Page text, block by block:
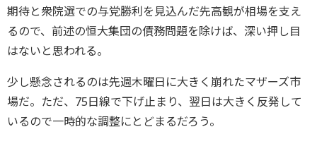
期待と衆院選での与党勝利を見込んだ先高観が相場を支え
るので、前述の恒大集団の債務問題を除けば、深い押し目
はないと思われる。
少し懸念されるのは先週木曜日に大きく崩れたマザーズ市
場だ。ただ、75日線で下げ止まり、翌日は大きく反発して
いるので一時的な調整にとどまるだろう。